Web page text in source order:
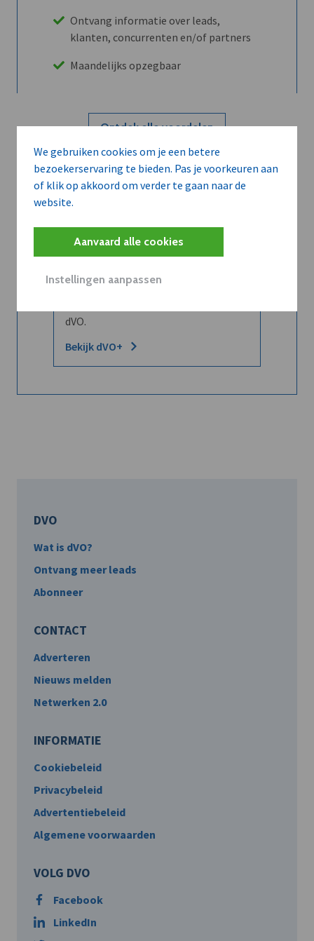
We gebruiken cookies om je een betere
bezoekerservaring te bieden. Pas je voorkeuren aan
of klik op akkoord om verder te gaan naar de
website.
Aanvaard alle cookies
Instellingen aanpassen
Ontvang informatie over leads,
klanten, concurrenten en/of partners
Maandelijks opzegbaar
Ontdek alle voordelen
Abboneer
Wilt u niet enkel de dVO community
leren kennen maar dat men u ook
Word dVO Member voor €72/mnd en
dVO.
Bekijk dVO+
DVO
Wat is dVO?
Ontvang meer leads
Abonneer
CONTACT
Adverteren
Nieuws melden
Netwerken 2.0
INFORMATIE
Cookiebeleid
Privacybeleid
Advertentiebeleid
Algemene voorwaarden
VOLG DVO
Facebook
LinkedIn